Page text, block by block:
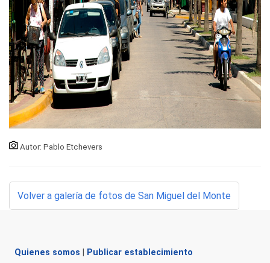
Autor: Pablo Etchevers
Volver a galería de fotos de San Miguel del Monte
Quienes somos Publicar establecimiento